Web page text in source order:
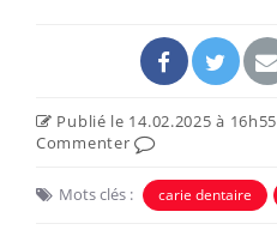
Publié le 14.02.2025 à 16h55
Commenter
Mots clés : carie dentaire